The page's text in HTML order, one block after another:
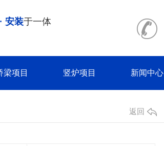
安装于一体
梁项目 竖炉项目 新闻中心
返回